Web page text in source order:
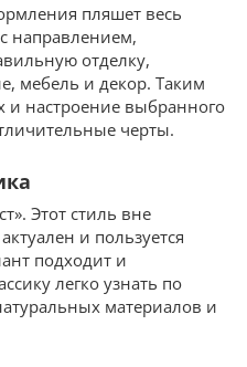
пляшет весь
направлением,
отделку,
мебель и декор. Таким
и настроение выбранного
черты.
Этот стиль вне
и пользуется
подходит и
легко узнать по
материалов и